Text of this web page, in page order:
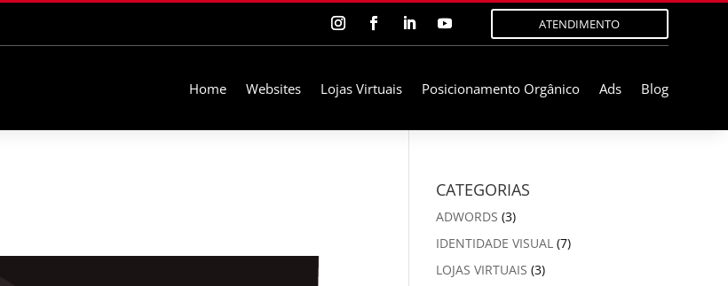
ATENDIMENTO
Home Websites Lojas Virtuais Posicionamento Orgânico Ads Blog
CATEGORIAS
ADWORDS (3)
IDENTIDADE VISUAL (7)
LOJAS VIRTUAIS (3)